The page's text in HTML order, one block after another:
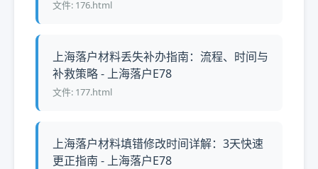
文件: 176.html
上海落户材料丢失补办指南：流程、时间与
补救策略 - 上海落户E78
文件: 177.html
上海落户材料填错修改时间详解：3天快速
更正指南 - 上海落户E78